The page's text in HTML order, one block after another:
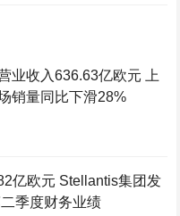
业收入636.63亿欧元 上
销量同比下滑28%
亿欧元 Stellantis集团发
季度财务业绩